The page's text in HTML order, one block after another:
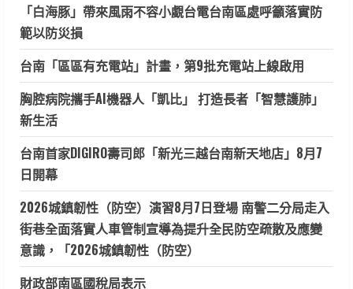
「白海豚」帶來風雨不容小覷台電台南區處呼籲落實防
範以防災損
台南「區區有充電站」計畫，第9批充電站上線啟用
胸腔病院攜手AI機器人「凱比」 打造長者「智慧護肺」
新生活
台南首家DIGIRO壽司郎「新光三越台南新天地店」8月7
日開幕
2026城鎮韌性（防空）演習8月7日登場 南警二分局走入
街巷全面落實人車管制宣導為提升全民防空疏散及應變
意識，「2026城鎮韌性（防空）
財政部南區國稅局表示